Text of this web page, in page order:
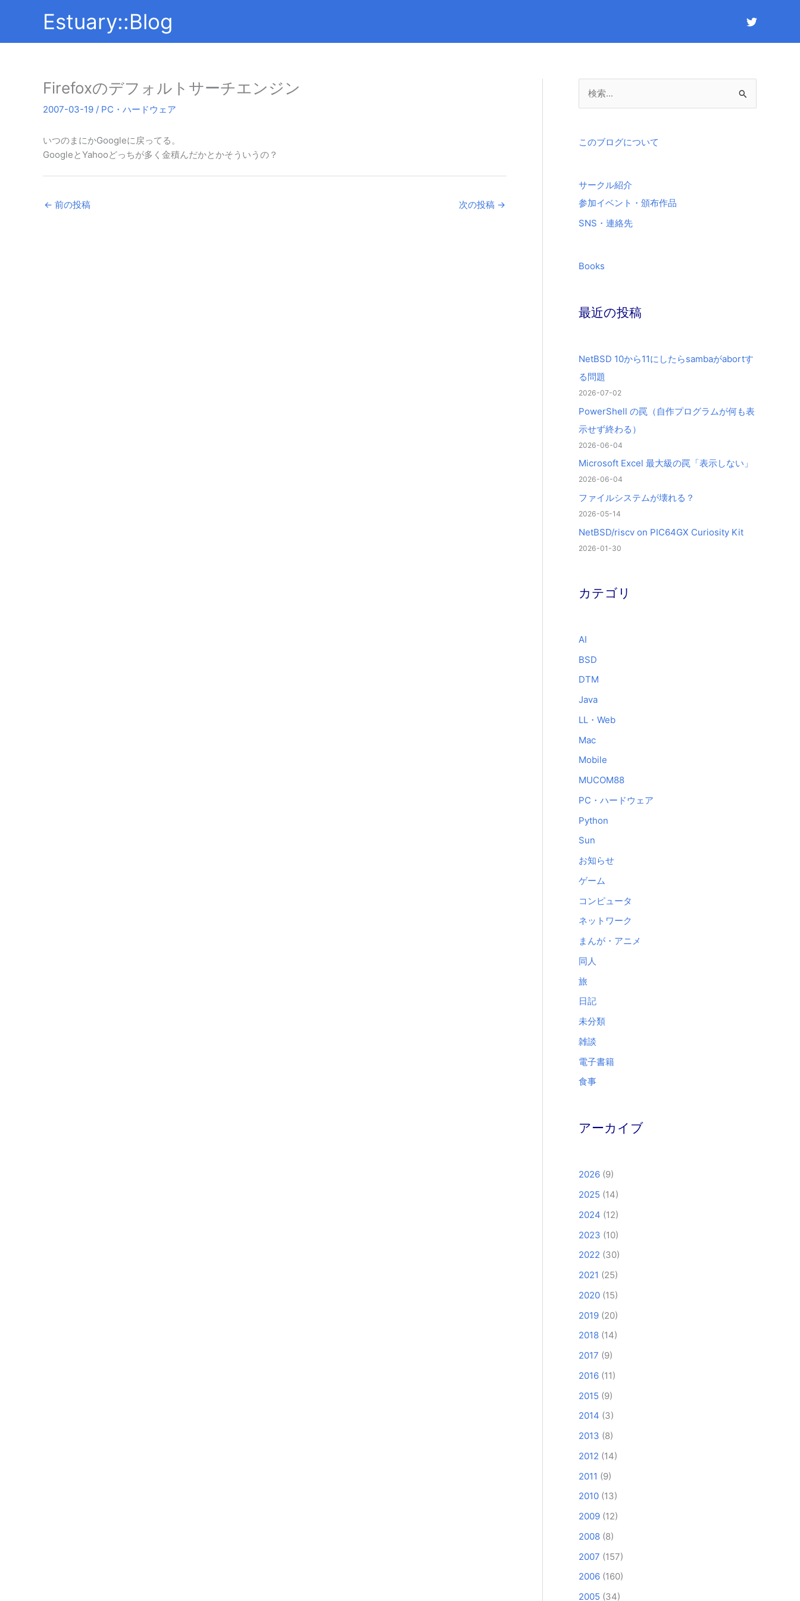
Estuary::Blog
Firefoxのデフォルトサーチエンジン
2007-03-19 / PC・ハードウェア
いつのまにかGoogleに戻ってる。
GoogleとYahooどっちが多く金積んだかとかそういうの？
← 前の投稿 次の投稿 →
象
このブログについて
サークル紹介
参加イベント・頒布作品
SNS・連絡先
Books
最近の投稿
NetBSD 10から11にしたらsambaがabortす
る問題
2026-07-02
PowerShell の罠（自作プログラムが何も表
示せず終わる）
2026-06-04
Microsoft Excel 最大級の罠「表示しない」
2026-06-04
ファイルシステムが壊れる？
2026-05-14
NetBSD/riscv on PIC64GX Curiosity Kit
2026-01-30
カテゴリ
AI
BSD
DTM
Java
LL・Web
Mac
Mobile
MUCOM88
PC・ハードウェア
Python
Sun
お知らせ
ゲーム
コンピュータ
ネットワーク
まんが・アニメ
同人
旅
日記
未分類
雑談
電子書籍
食事
アーカイブ
2026 (9)
2025 (14)
2024 (12)
2023 (10)
2022 (30)
2021 (25)
2020 (15)
2019 (20)
2018 (14)
2017 (9)
2016 (11)
2015 (9)
2014 (3)
2013 (8)
2012 (14)
2011 (9)
2010 (13)
2009 (12)
2008 (8)
2007 (157)
2006 (160)
2005 (34)